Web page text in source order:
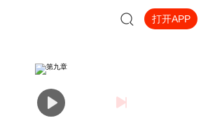
打开APP